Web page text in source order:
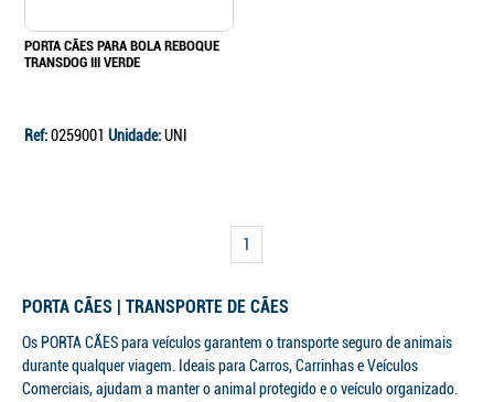
PORTA CÃES PARA BOLA REBOQUE
TRANSDOG III VERDE
Ref:0259001 Unidade:UNI
1
PORTA CÃES | TRANSPORTE DE CÃES
Os PORTA CÃES para veículos garantem o transporte seguro de animais
durante qualquer viagem. Ideais para Carros, Carrinhas e Veículos
Comerciais, ajudam a manter o animal protegido e o veículo organizado.
Continuar a comprar